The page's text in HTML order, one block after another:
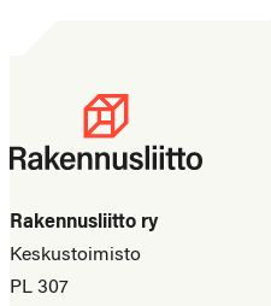
Rakennusliitto ry
Keskustoimisto
PL 307